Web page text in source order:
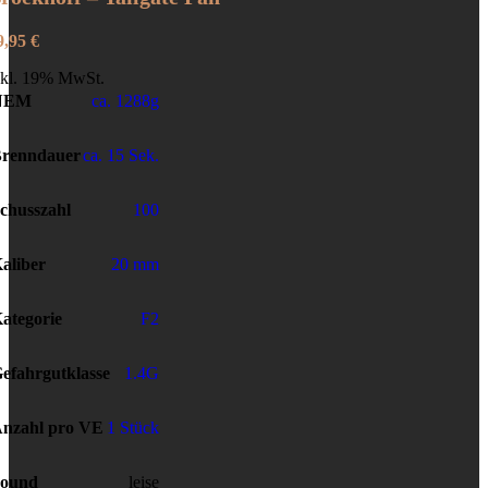
€
19% MwSt.
ca. 1288g
ca. 15 Sek.
100
20 mm
F2
1.4G
pro VE 1 Stück
leise